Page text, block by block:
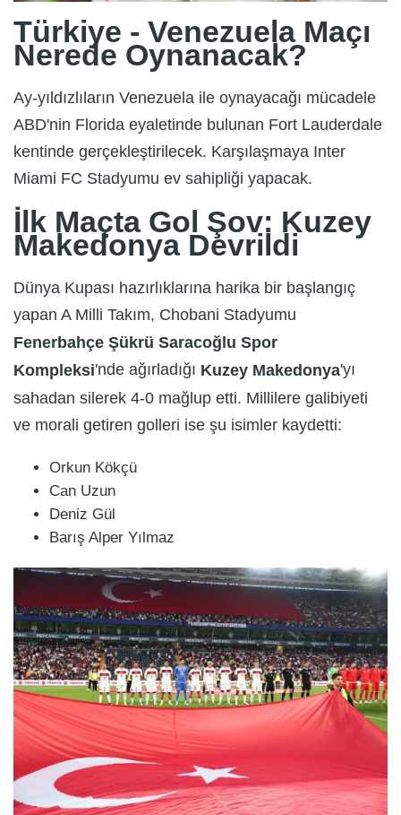
Türkiye - Venezuela Maçı
Nerede Oynanacak?
Ay-yıldızlıların Venezuela ile oynayacağı mücadele
ABD'nin Florida eyaletinde bulunan Fort Lauderdale
kentinde gerçekleştirilecek. Karşılaşmaya Inter
Miami FC Stadyumu ev sahipliği yapacak.
İlk Maçta Gol Şov: Kuzey
Makedonya Devrildi
Dünya Kupası hazırlıklarına harika bir başlangıç
yapan A Milli Takım, Chobani Stadyumu
Fenerbahçe Şükrü Saracoğlu Spor
Kompleksi'nde ağırladığı Kuzey Makedonya'yı
sahadan silerek 4-0 mağlup etti. Millilere galibiyeti
ve morali getiren golleri ise şu isimler kaydetti:
Orkun Kökçü
Can Uzun
Deniz Gül
Barış Alper Yılmaz